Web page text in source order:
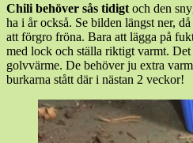
januari,
2018
Chili behöver sås tidigt och den
ha i år också. Se bilden längst ner,
att förgro fröna. Bara att lägga på
med lock och ställa riktigt varmt.
golvvärme. De behöver ju extra
burkarna stått där i nästan 2 veckor!